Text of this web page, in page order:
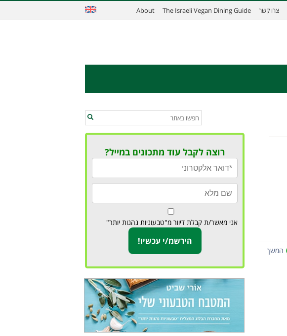
צרו קשר The Israeli Vegan Dining Guide
About
המשך
רוצה לקבל עוד מתכונים במייל?
אני מאשר/ת קבלת דיוור מ"טבעוניות נהנות יותר"